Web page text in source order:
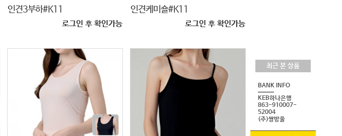
최근 본 상품
BANK INFO
KEB하나은행
863-910007-
52004
(주)쌍방울
인견3부하#K11
로그인 후 확인가능
인견케미숄#K11
로그인 후 확인가능